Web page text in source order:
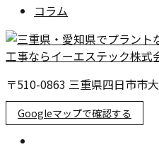
コラム
〒510-0863 三重県四日市市
Googleマップで確認する